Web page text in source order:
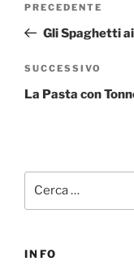
Articolo
precedente:
PRECEDENTE
Gli Spaghetti
Articolo
successivo
SUCCESSIVO
La Pasta con
INFO